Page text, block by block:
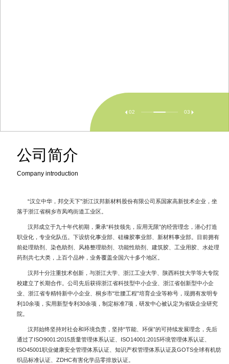
 02 03 
公司简介
Company introduction
“汉立中华，邦交天下”浙江汉邦新材料股份有限公司系国家高新技术企业，坐
落于浙江省桐乡市凤鸣街道工业区。
汉邦成立于九十年代初期，秉承“科技领先，应用无限”的经营理念，潜心打造
职业化，专业化队伍。下设纺化事业部、硅橡胶事业部、新材料事业部。目前拥有
前处理助剂、染色助剂、风格整理助剂、功能性助剂、建筑胶、工业用胶、水处理
药剂共七大类，上百个品种，业务覆盖全国六十多个地区。
汉邦十分注重技术创新，与浙江大学、浙江工业大学、陕西科技大学等大专院
校建立了长期合作。公司先后获得浙江省科技型中小企业、浙江省创新型中小企
业、浙江省专精特新中小企业、桐乡市“壮腰工程”培育企业等称号，现拥有发明专
利10余项，实用新型专利30余项，制定标准7项，研发中心被认定为省级企业研究
院。
汉邦始终坚持对社会和环境负责，坚持“节能、环保”的可持续发展理念，先后
通过了ISO9001∶2015质量管理体系认证、ISO14001:2015环境管理体系认证、
ISO45001职业健康安全管理体系认证、知识产权管理体系认证及GOTS全球有机纺
织品标准认证、ZDHC有害化学品零排放认证。